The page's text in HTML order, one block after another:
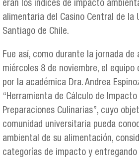
eran los índices de impacto
alimentaria del Casino Central de la
Santiago de Chile.
Fue así, como durante la jornada de
miércoles 8 de noviembre, el equipo
por la académica Dra. Andrea
“Herramienta de Cálculo de
Preparaciones Culinarias”, cuyo
comunidad universitaria pueda
ambiental de su alimentación,
categorías de impacto y